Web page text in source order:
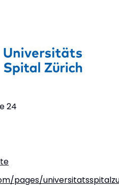
24
pages/